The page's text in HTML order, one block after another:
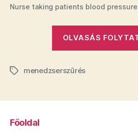
Nurse taking patients blood pressure
OLVASÁS
Címkékmenedzserszűrés
Főoldal